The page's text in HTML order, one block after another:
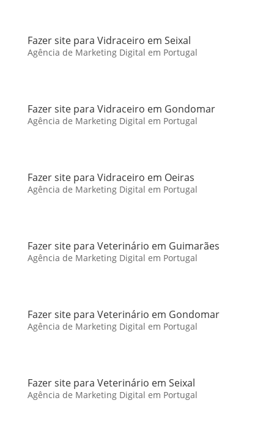
Fazer site para Vidraceiro em Seixal
Agência de Marketing Digital em Portugal
Fazer site para Vidraceiro em Gondomar
Agência de Marketing Digital em Portugal
Fazer site para Vidraceiro em Oeiras
Agência de Marketing Digital em Portugal
Fazer site para Veterinário em Guimarães
Agência de Marketing Digital em Portugal
Fazer site para Veterinário em Gondomar
Agência de Marketing Digital em Portugal
Fazer site para Veterinário em Seixal
Agência de Marketing Digital em Portugal